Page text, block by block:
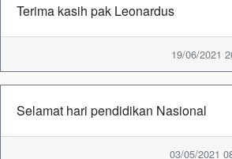
Terima kasih pak Leonardus
19/06/2021
Selamat hari pendidikan Nasional
03/05/2021